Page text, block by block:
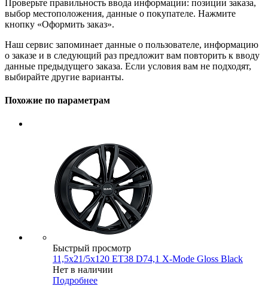
Проверьте правильность ввода информации: позиции заказа,
выбор местоположения, данные о покупателе. Нажмите
кнопку «Оформить заказ».
Наш сервис запоминает данные о пользователе, информацию
о заказе и в следующий раз предложит вам повторить к вводу
данные предыдущего заказа. Если условия вам не подходят,
выбирайте другие варианты.
Похожие по параметрам
Быстрый просмотр
11,5x21/5x120 ET38 D74,1 X-Mode Gloss Black
Нет в наличии
Подробнее